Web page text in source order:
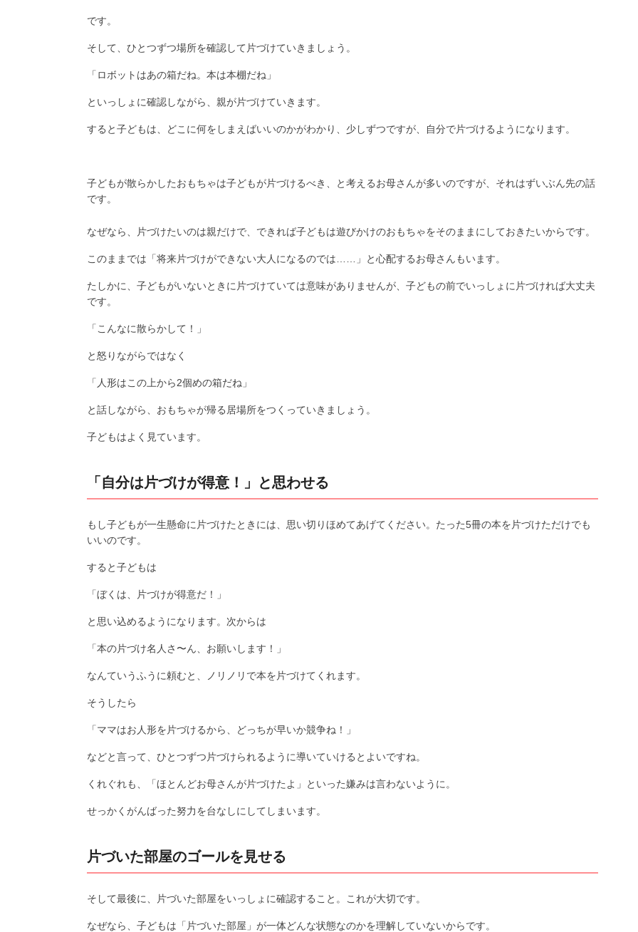
です。
そして、ひとつずつ場所を確認して片づけていきましょう。
「ロボットはあの箱だね。本は本棚だね」
といっしょに確認しながら、親が片づけていきます。
すると子どもは、どこに何をしまえばいいのかがわかり、少しずつですが、自分で片づけるようになります。
子どもが散らかしたおもちゃは子どもが片づけるべき、と考えるお母さんが多いのですが、それはずいぶん先の話
です。
なぜなら、片づけたいのは親だけで、できれば子どもは遊びかけのおもちゃをそのままにしておきたいからです。
このままでは「将来片づけができない大人になるのでは……」と心配するお母さんもいます。
たしかに、子どもがいないときに片づけていては意味がありませんが、子どもの前でいっしょに片づければ大丈夫
です。
「こんなに散らかして！」
と怒りながらではなく
「人形はこの上から2個めの箱だね」
と話しながら、おもちゃが帰る居場所をつくっていきましょう。
子どもはよく見ています。
「自分は片づけが得意！」と思わせる
もし子どもが一生懸命に片づけたときには、思い切りほめてあげてください。たった5冊の本を片づけただけでも
いいのです。
すると子どもは
「ぼくは、片づけが得意だ！」
と思い込めるようになります。次からは
「本の片づけ名人さ〜ん、お願いします！」
なんていうふうに頼むと、ノリノリで本を片づけてくれます。
そうしたら
「ママはお人形を片づけるから、どっちが早いか競争ね！」
などと言って、ひとつずつ片づけられるように導いていけるとよいですね。
くれぐれも、「ほとんどお母さんが片づけたよ」といった嫌みは言わないように。
せっかくがんばった努力を台なしにしてしまいます。
片づいた部屋のゴールを見せる
そして最後に、片づいた部屋をいっしょに確認すること。これが大切です。
なぜなら、子どもは「片づいた部屋」が一体どんな状態なのかを理解していないからです。